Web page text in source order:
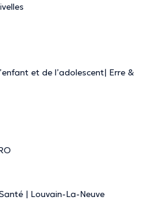
et de l’adolescent| Erre &
| Louvain-La-Neuve